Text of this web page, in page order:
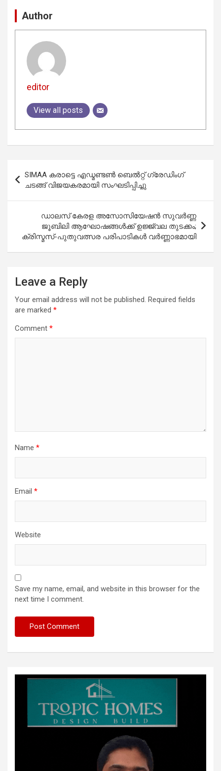
Author
editor
View all posts
navigation
SIMAA കരാട്ടെ എഡ്മണ്ടൺ ബെൽറ്റ് ഗ്രേഡിംഗ്
ചടങ്ങ് വിജയകരമായി സംഘടിപ്പിച്ചു
ഡാലസ് കേരള അസോസിയേഷൻ സുവർണ്ണ
ജൂബിലി ആഘോഷങ്ങൾക്ക് ഉജ്ജ്വല തുടക്കം;
ക്രിസ്മസ്-പുതുവത്സര പരിപാടികൾ വർണ്ണാഭമായി
Leave a Reply
Your email address will not be published. Required fields
are marked *
Comment *
Name *
Email *
Website
Save my name, email, and website in this browser for the
next time I comment.